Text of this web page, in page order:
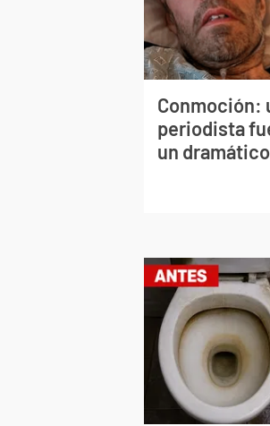
Conmoción:
periodista
un